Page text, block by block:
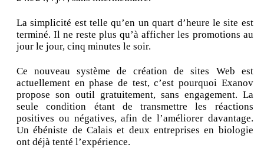
La simplicité est telle qu’en un quart d’heure le site est
terminé. Il ne reste plus qu’à afficher les promotions au
jour le jour, cinq minutes le soir.
Ce nouveau système de création de sites Web est
actuellement en phase de test, c’est pourquoi Exanov
propose son outil gratuitement, sans engagement. La
seule condition étant de transmettre les réactions
positives ou négatives, afin de l’améliorer davantage.
Un ébéniste de Calais et deux entreprises en biologie
ont déjà tenté l’expérience.